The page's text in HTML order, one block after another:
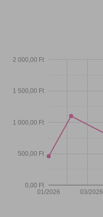
01/2026 03/2026
0,00 Ft
500,00 Ft
1 000,00 Ft
1 500,00 Ft
2 000,00 Ft